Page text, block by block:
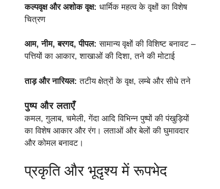
कल्पवृक्ष और अशोक वृक्ष: धार्मिक महत्व के वृक्षों का विशेष
चित्रण
आम, नीम, बरगद, पीपल: सामान्य वृक्षों की विशिष्ट बनावट –
पत्तियों का आकार, शाखाओं की दिशा, तने की मोटाई
ताड़ और नारियल: तटीय क्षेत्रों के वृक्ष, लम्बे और सीधे तने
पुष्प और लताएँ
कमल, गुलाब, चमेली, गेंदा आदि विभिन्न पुष्पों की पंखुड़ियों
का विशेष आकार और रंग। लताओं और बेलों की घुमावदार
और कोमल बनावट।
प्रकृति और भूदृश्य में रूपभेद